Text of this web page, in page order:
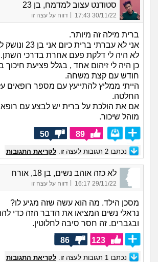
סטודנט עצוב למדמח, בן 23
30/11/22 17:43 דווח על עצה זו
ברית מילה זה מיותר.
אני לא עברתי ברית כיום אני בן 23 ונושק לכיוון ה24.
לא היה לי דלקת פעם אחרת בדרכי השתן.
כן היה לי זיהום אחד , בגלל פציעת
חודש עם קצת משחה.
הייתי ממליץ להתייעץ עם מספר רופאים
החלטה.
אם את הולכת על ברית יש לבצע עם
מוהל שיכור.
89
50
נכתבו 2 תגובות לעצה זו. לקריאת התגובות
לא כזה אוהב נשים, בן 18, אורח
29/11/22 16:17
| דווח על עצה זו
מסכן הילד. מה הוא עשה שזה מגיע לו?
נראלי נשים המציאו את הדבר הזה כדי
ובגברים. זה חסר סיבה לחלוטין.
123
86
נכתבו 1 תגובות לעצה זו. לקריאת התגובות